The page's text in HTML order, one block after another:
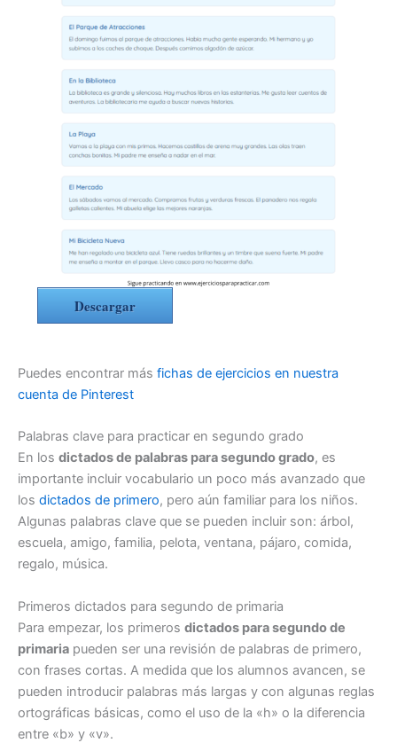
Descargar
Puedes encontrar más fichas de ejercicios en nuestra
cuenta de Pinterest
Palabras clave para practicar en segundo grado
En los dictados de palabras para segundo grado, es
importante incluir vocabulario un poco más avanzado que
los dictados de primero, pero aún familiar para los niños.
Algunas palabras clave que se pueden incluir son: árbol,
escuela, amigo, familia, pelota, ventana, pájaro, comida,
regalo, música.
Primeros dictados para segundo de primaria
Para empezar, los primeros dictados para segundo de
primaria pueden ser una revisión de palabras de primero,
con frases cortas. A medida que los alumnos avancen, se
pueden introducir palabras más largas y con algunas reglas
ortográficas básicas, como el uso de la «h» o la diferencia
entre «b» y «v».